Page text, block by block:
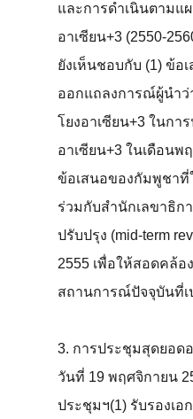
และการดำเนินตามแ
อาเซียน+3 (2550-
ยังเห็นชอบกับ (1) ข้อ
ออกแถลงการณ์ผู้นำ
โยงอาเซียน+3 ในกา
อาเซียน+3 ในเดือนพ
ข้อเสนอของกัมพูชาที่
ร่วมกับสำนักเลขาธิก
ปรับปรุง (mid-term
2555 เพื่อให้สอดคล้
สถานการณ์ปัจจุบันที่เ
3. การประชุมสุดยอด
วันที่ 19 พฤศจิกายน
ประชุมฯ(1) รับรองเอ